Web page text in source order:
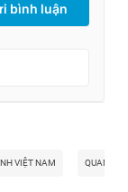
bình luận
VIỆT NAM QUANG SỰ